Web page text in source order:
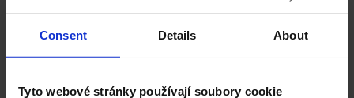
Consent Details About
Tyto webové stránky používají soubory cookie